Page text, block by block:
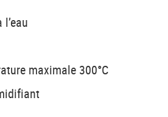
maximale 300°C